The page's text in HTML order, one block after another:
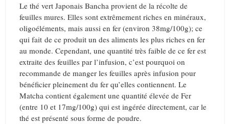
Le thé vert Japonais Bancha provient de la récolte de
feuilles mures. Elles sont extrêmement riches en minéraux,
oligoéléments, mais aussi en fer (environ 38mg/100g); ce
qui fait de ce produit un des aliments les plus riches en fer
au monde. Cependant, une quantité très faible de ce fer est
extraite des feuilles par l’infusion, c’est pourquoi on
recommande de manger les feuilles après infusion pour
bénéficier pleinement du fer qu’elles contiennent. Le
Matcha contient également une quantité élevée de Fer
(entre 10 et 17mg/100g) qui est ingérée directement, car le
thé est présenté sous forme de poudre.